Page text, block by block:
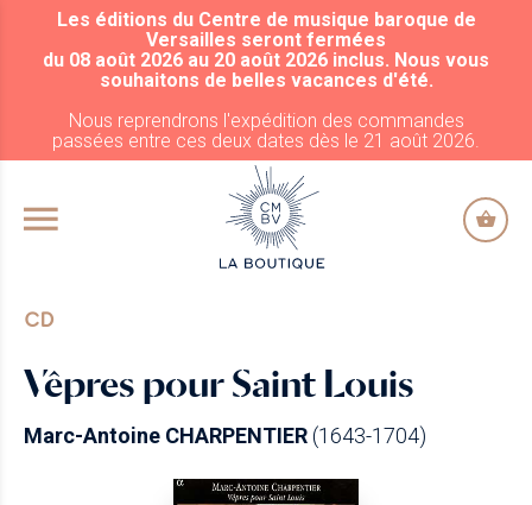
ALLER AU CONTENU PRINCIPAL
Les éditions du Centre de musique baroque de
Versailles seront fermées
du 08 août 2026 au 20 août 2026 inclus. Nous vous
souhaitons de belles vacances d'été.
Nous reprendrons l'expédition des commandes
passées entre ces deux dates dès le 21 août 2026.
CD
Vêpres pour Saint Louis
Marc-Antoine CHARPENTIER(1643-1704)